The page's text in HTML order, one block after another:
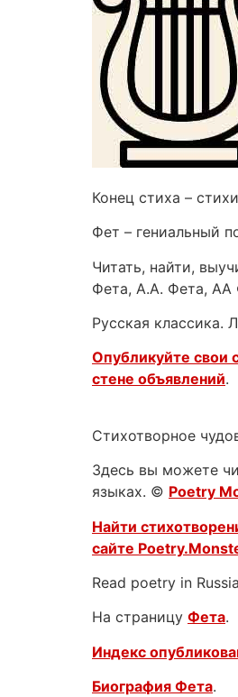
Конец стиха –
Фет – гениальный
Читать, найти,
Фета, А.А. Фета,
Русская классика.
Опубликуйте свои
стене объявлений.
Стихотворное
Здесь вы можете
языках. © Poetry
Найти
сайте
Read poetry in
На страницу Фета.
Индекс
Биография Фета.